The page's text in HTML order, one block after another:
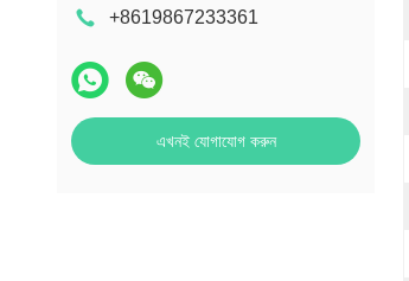
+8619867233361
এখনই যোগাযোগ করুন